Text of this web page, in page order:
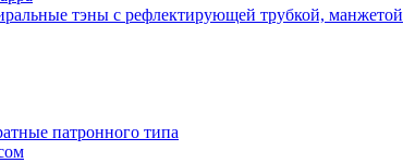
тэны с рефлектирующей трубкой, манжетой
патронного типа